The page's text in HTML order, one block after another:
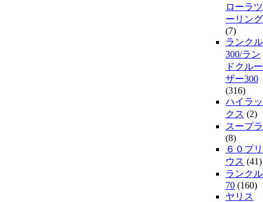
ローラツ
ーリング
(7)
ランクル
300/ラン
ドクルー
ザー300
(316)
ハイラッ
クス (2)
スープラ
(8)
６０プリ
ウス (41)
ランクル
70 (160)
ヤリス